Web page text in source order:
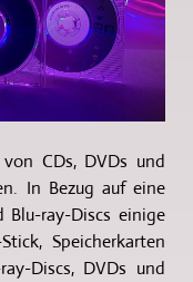
CDs, DVDs und
In Bezug auf eine
Blu-ray-Discs einige
Speicherkarten
Discs, DVDs und